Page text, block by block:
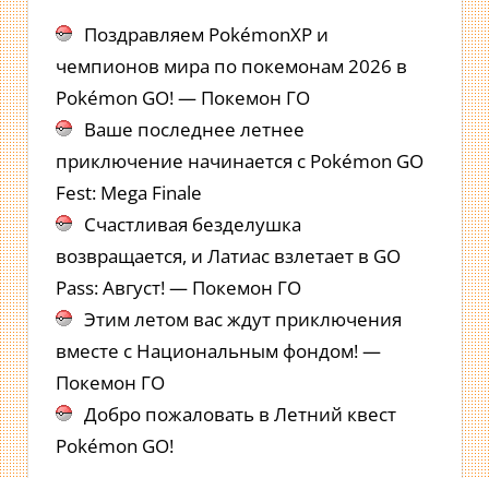
Поздравляем PokémonXP и
чемпионов мира по покемонам 2026 в
Pokémon GO! — Покемон ГО
Ваше последнее летнее
приключение начинается с Pokémon GO
Fest: Mega Finale
Счастливая безделушка
возвращается, и Латиас взлетает в GO
Pass: Август! — Покемон ГО
Этим летом вас ждут приключения
вместе с Национальным фондом! —
Покемон ГО
Добро пожаловать в Летний квест
Pokémon GO!